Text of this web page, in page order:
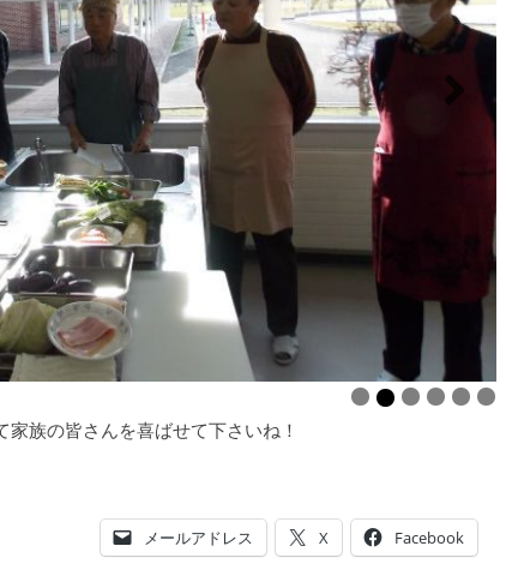
族の皆さんを喜ばせて下さいね！
メールアドレス X Facebook